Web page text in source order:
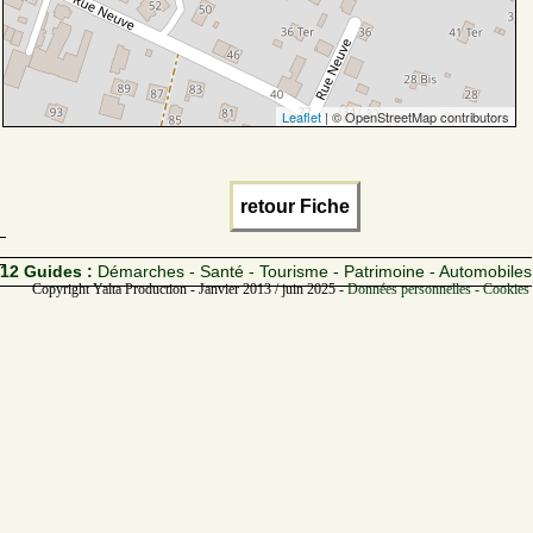
Leaflet | © OpenStreetMap contributors
retour Fiche
12 Guides : Démarches - Santé - Tourisme - Patrimoine - Automobiles
Copyright Yalta Production - Janvier 2013 / juin 2025 -Données personnelles -